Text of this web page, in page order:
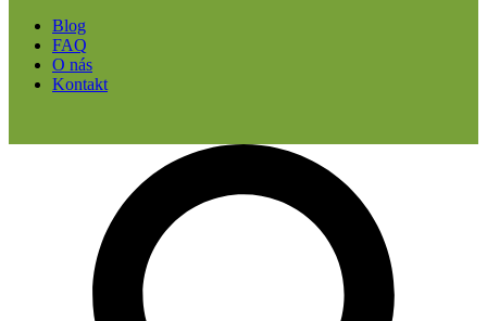
Blog
FAQ
O nás
Kontakt